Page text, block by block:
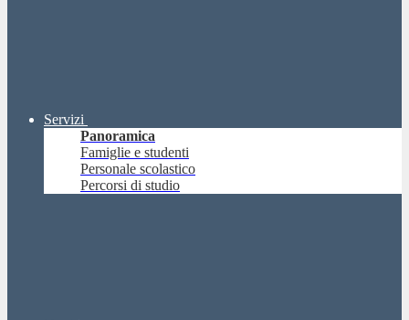
Servizi
Panoramica
Famiglie e studenti
Personale scolastico
Percorsi di studio